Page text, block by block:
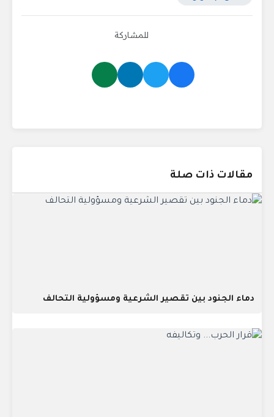
للمشاركة
مقالات ذات صلة
دماء الجنود بين تقصير الشرعية ومسؤولية التحالف